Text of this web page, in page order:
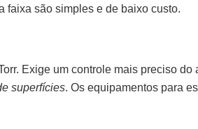
faixa são simples e de baixo custo.
Exige um controle mais preciso do
superfícies. Os equipamentos para